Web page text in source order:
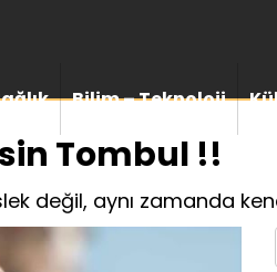
Bilim – Teknoloji
Tombul !!
değil, aynı zamanda